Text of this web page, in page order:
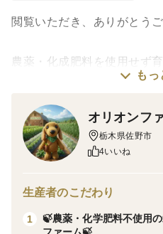
閲覧いただき、ありがとう
農薬・化成肥料を使用せず
「アンデスレッド」です🥔
アンデスレッドは、鮮やか
徴の人気品種です。
甘みが強く、まるで栗のよ
じゃがバターやポテトサラ
もっ
オリオンフ
栃木県佐野市
4いいね
生産者のこだわり
1
🍃農薬・化学肥料不使用